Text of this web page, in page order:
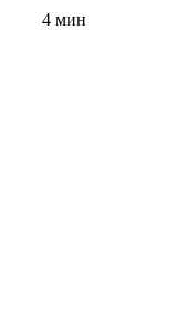
4 мин